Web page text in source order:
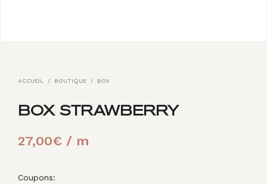
ACCUEIL / BOUTIQUE / BOX
BOX STRAWBERRY
27,00€ / m
Coupons: